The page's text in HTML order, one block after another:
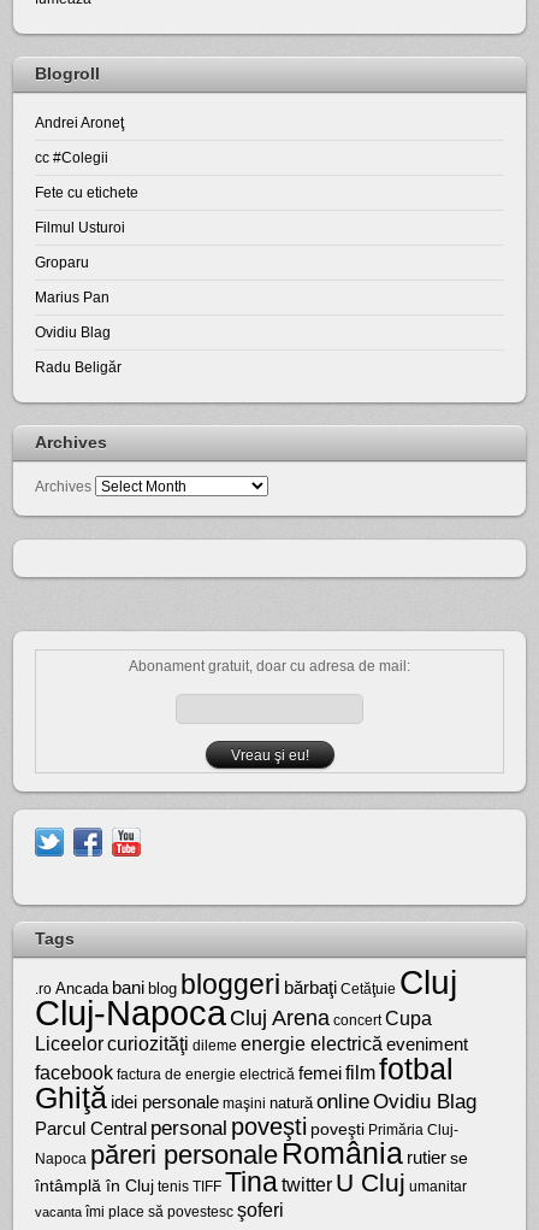
Blogroll
Andrei Aroneţ
cc #Colegii
Fete cu etichete
Filmul Usturoi
Groparu
Marius Pan
Ovidiu Blag
Radu Beligăr
Archives
Archives
Abonament gratuit, doar cu adresa de mail:
Tags
.ro Ancada bani blog bloggeri bărbaţi Cetăţuie Cluj
Cluj-NapocaCluj Arena concert Cupa
Liceelorcuriozităţi dileme energie electrică eveniment
facebook factura de energie electrică femei filmfotbal
Ghiţă idei personale maşini natură onlineOvidiu Blag
Parcul Central personal poveşti poveşti Primăria Cluj-
Napoca păreri personale România rutier se
întâmplă în Cluj tenis TIFF Tinatwitter U Cluj umanitar
vacanta îmi place să povestesc şoferi